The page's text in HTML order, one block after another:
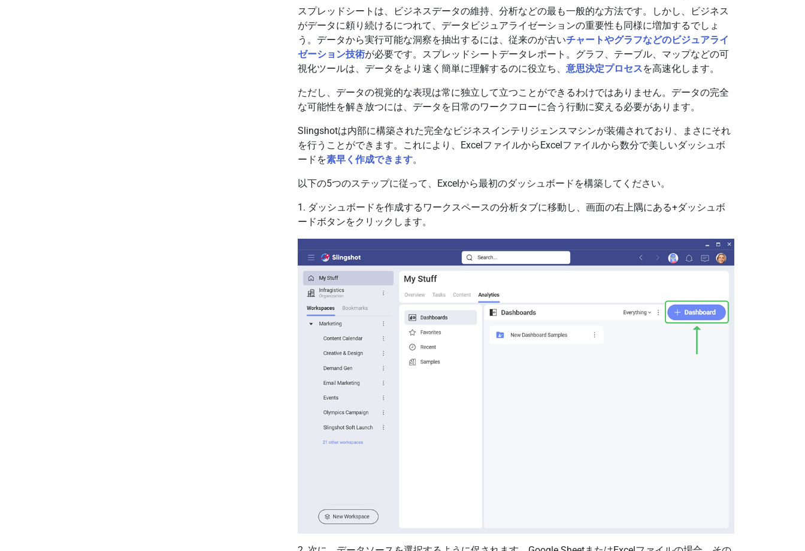
スプレッドシートは、ビジネスデータの維持、分析などの最も一般的な方法です。しかし、ビジネス
がデータに頼り続けるにつれて、データビジュアライゼーションの重要性も同様に増加するでしょ
う。データから実行可能な洞察を抽出するには、従来のが古いチャートやグラフなどのビジュアライ
ゼーション技術が必要です。スプレッドシートデータレポート。グラフ、テーブル、マップなどの可
視化ツールは、データをより速く簡単に理解するのに役立ち、意思決定プロセスを高速化します。
ただし、データの視覚的な表現は常に独立して立つことができるわけではありません。データの完全
な可能性を解き放つには、データを日常のワークフローに合う行動に変える必要があります。
Slingshotは内部に構築された完全なビジネスインテリジェンスマシンが装備されており、まさにそれ
を行うことができます。これにより、ExcelファイルからExcelファイルから数分で美しいダッシュボ
ードを素早く作成できます。
以下の5つのステップに従って、Excelから最初のダッシュボードを構築してください。
1. ダッシュボードを作成するワークスペースの分析タブに移動し、画面の右上隅にある+ダッシュボ
ードボタンをクリックします。